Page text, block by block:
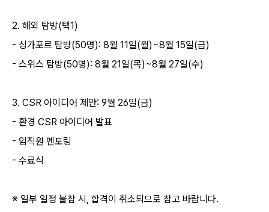
2. 해외 탐방(택1)
- 싱가포르 탐방(50명): 8월 11일(월)~8월 15일(금)
- 스위스 탐방(50명): 8월 21일(목)~8월 27일(수)
3. CSR 아이디어 제안: 9월 26일(금)
- 환경 CSR 아이디어 발표
- 임직원 멘토링
- 수료식
※ 일부 일정 불참 시 , 합격이 취소되므로 참고 바랍니다.